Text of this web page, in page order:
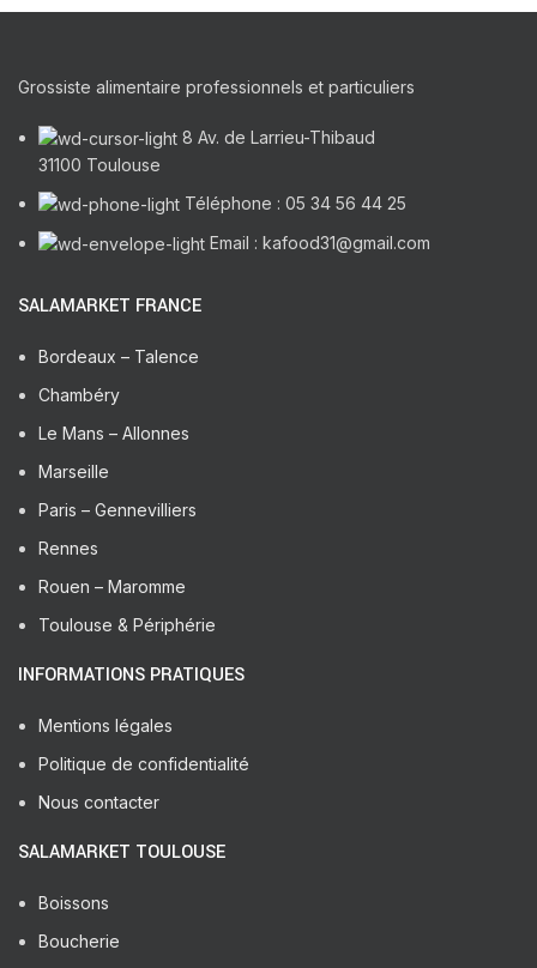
Grossiste alimentaire professionnels et particuliers
8 Av. de Larrieu-Thibaud
31100 Toulouse
Téléphone : 05 34 56 44 25
Email : kafood31@gmail.com
SALAMARKET FRANCE
Bordeaux – Talence
Chambéry
Le Mans – Allonnes
Marseille
Paris – Gennevilliers
Rennes
Rouen – Maromme
Toulouse & Périphérie
INFORMATIONS PRATIQUES
Mentions légales
Politique de confidentialité
Nous contacter
SALAMARKET TOULOUSE
Boissons
Boucherie